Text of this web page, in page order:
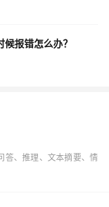
报错怎么办？
答、推理、文本摘要、情